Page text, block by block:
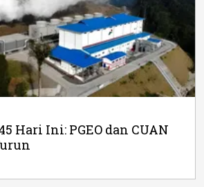
Hari Ini: PGEO dan CUAN